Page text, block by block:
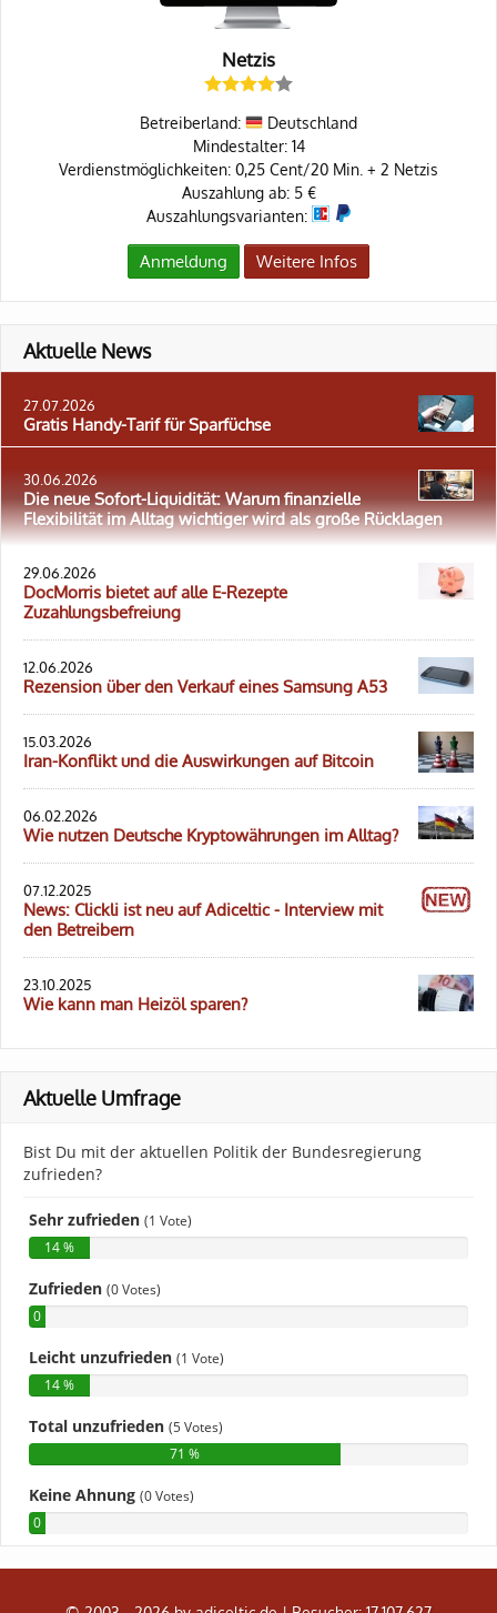
Netzis
Betreiberland:
Deutschland
Mindestalter: 14
Verdienstmöglichkeiten: 0,25 Cent/20 Min. + 2 Netzis
Auszahlung ab: 5 €
Auszahlungsvarianten:
Anmeldung Weitere Infos
Aktuelle News
27.07.2026
Gratis Handy-Tarif für Sparfüchse
30.06.2026
Die neue Sofort-Liquidität: Warum finanzielle
Flexibilität im Alltag wichtiger wird als große Rücklagen
29.06.2026
DocMorris bietet auf alle E-Rezepte
Zuzahlungsbefreiung
12.06.2026
Rezension über den Verkauf eines Samsung A53
15.03.2026
Iran-Konflikt und die Auswirkungen auf Bitcoin
06.02.2026
Wie nutzen Deutsche Kryptowährungen im Alltag?
07.12.2025
News: Clickli ist neu auf Adiceltic - Interview mit
den Betreibern
23.10.2025
Wie kann man Heizöl sparen?
Aktuelle Umfrage